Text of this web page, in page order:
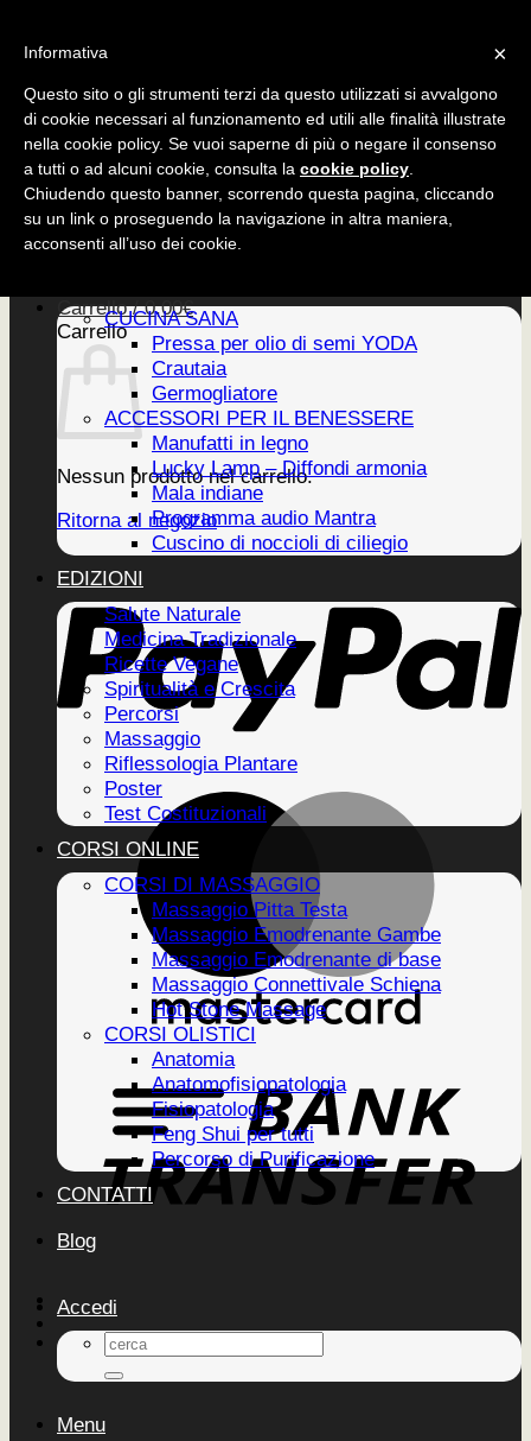
ACCESSORI
CUCINA SANA
ACCESSORI
EDIZIONI
Carrello /0,00€
Carrello
Nessun prodotto nel carrello.
Ritorna al negozio
Home
CUCINA SANA
Pressa per olio di semi YODA
Crautaia
Germogliatore
ACCESSORI PER IL BENESSERE
Manufatti in legno
Lucky Lamp – Diffondi armonia
Mala indiane
Programma audio Mantra
Cuscino di noccioli di ciliegio
EDIZIONI
Salute Naturale
Medicina Tradizionale
Ricette Vegane
Spiritualità e Crescita
Percorsi
Massaggio
Riflessologia Plantare
Poster
Test Costituzionali
CORSI ONLINE
CORSI DI MASSAGGIO
Massaggio Pitta Testa
Massaggio Emodrenante Gambe
Massaggio Emodrenante di base
Massaggio Connettivale Schiena
Hot Stone Massage
CORSI OLISTICI
Anatomia
Anatomofisiopatologia
Fisiopatologia
Feng Shui per tutti
Percorso di Purificazione
CONTATTI
Blog
Accedi
Cerca:
Menu
×
Informativa
Questo sito o gli strumenti terzi da questo utilizzati si avvalgono
di cookie necessari al funzionamento ed utili alle finalità illustrate
nella cookie policy. Se vuoi saperne di più o negare il consenso
a tutti o ad alcuni cookie, consulta la cookie policy
Chiudendo questo banner, scorrendo questa pagina, cliccando
su un link o proseguendo la navigazione in altra maniera,
acconsenti all’uso dei cookie.